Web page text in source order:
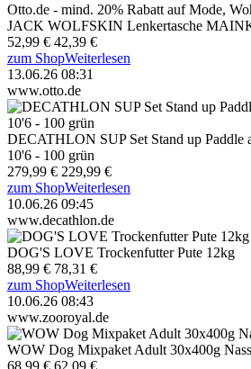
Otto.de - mind. 20% Rabatt auf Mode,
JACK WOLFSKIN Lenkertasche
52,99 € 42,39 €
zum ShopWeiterlesen
13.06.26 08:31
www.otto.de
DECATHLON SUP Set Stand up Paddle
10'6 - 100 grün
279,99 € 229,99 €
zum ShopWeiterlesen
10.06.26 09:45
www.decathlon.de
DOG'S LOVE Trockenfutter Pute 12kg
88,99 € 78,31 €
zum ShopWeiterlesen
10.06.26 08:43
www.zooroyal.de
WOW Dog Mixpaket Adult 30x400g
68,99 € 62,09 €